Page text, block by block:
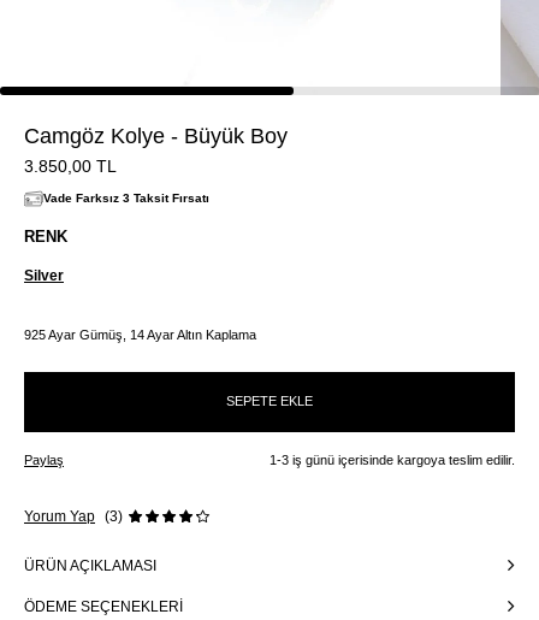
Camgöz Kolye - Büyük Boy
3.850,00 TL
Vade Farksız 3 Taksit Fırsatı
925 Ayar Gümüş, 14 Ayar Altın Kaplama
RENK
Silver
SEPETE EKLE
Paylaş 1-3 iş günü içerisinde kargoya teslim edilir.
Yorum Yap (3)
ÜRÜN AÇIKLAMASI
ÖDEME SEÇENEKLERI